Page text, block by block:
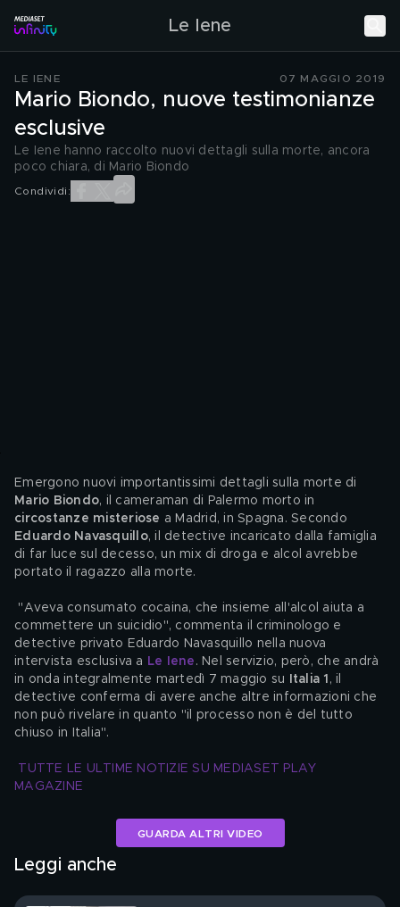
Le Iene
LE IENE 07 MAGGIO 2019
Mario Biondo, nuove testimonianze
esclusive
Le Iene hanno raccolto nuovi dettagli sulla morte, ancora
poco chiara, di Mario Biondo
Condividi:
Emergono nuovi importantissimi dettagli sulla morte di
Mario Biondo, il cameraman di Palermo morto in
circostanze misteriose a Madrid, in Spagna. Secondo
Eduardo Navasquillo, il detective incaricato dalla famiglia
di far luce sul decesso, un mix di droga e alcol avrebbe
portato il ragazzo alla morte.
commettere un suicidio", commenta il criminologo e
detective privato Eduardo Navasquillo nella nuova
intervista esclusiva a Le Iene . Nel servizio, però, che andrà
in onda integralmente martedì 7 maggio su Italia 1 , il
detective conferma di avere anche altre informazioni che
non può rivelare in quanto "il processo non è del tutto
chiuso in Italia".
TUTTE LE ULTIME NOTIZIE SU MEDIASET PLAY
MAGAZINE
GUARDA ALTRI VIDEO
Leggi anche